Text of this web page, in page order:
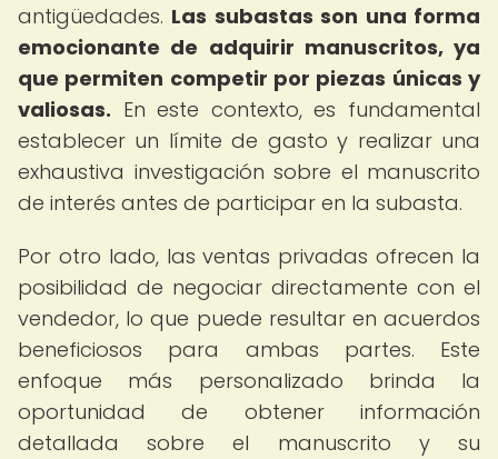
antigüedades. Las subastas son una forma
emocionante de adquirir manuscritos, ya
que permiten competir por piezas únicas y
valiosas. En este contexto, es fundamental
establecer un límite de gasto y realizar una
exhaustiva investigación sobre el manuscrito
de interés antes de participar en la subasta.
Por otro lado, las ventas privadas ofrecen la
posibilidad de negociar directamente con el
vendedor, lo que puede resultar en acuerdos
beneficiosos para ambas partes. Este
enfoque más personalizado brinda la
oportunidad de obtener información
detallada sobre el manuscrito y su